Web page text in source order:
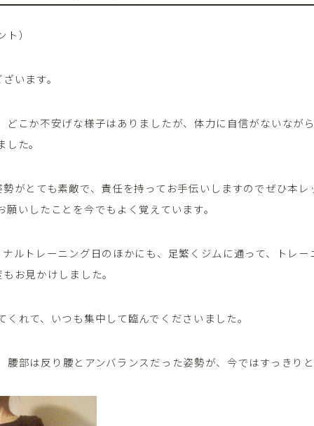
）
います。
どこか不安げな様子はありましたが、体力に自信がないなが
た。
がとても素敵で、責任を持ってお手伝いしますのでぜひ本
いしたことを今でもよく覚えています。
ルトレーニング日のほかにも、足繁くジムに通って、トレ
お見かけしました。
くれて、いつも集中して臨んでくださいました。
腰部は反り腰とアンバランスだった姿勢が、今ではすっきり